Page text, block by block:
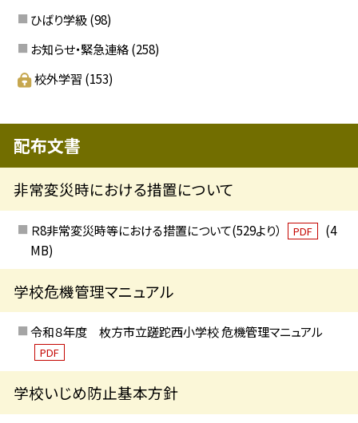
ひばり学級 (98)
お知らせ・緊急連絡 (258)
校外学習 (153)
配布文書
非常変災時における措置について
Ｒ8非常変災時等における措置について(529より） PDF
(4
MB)
学校危機管理マニュアル
令和８年度 枚方市立蹉跎西小学校 危機管理マニュアル
PDF
学校いじめ防止基本方針